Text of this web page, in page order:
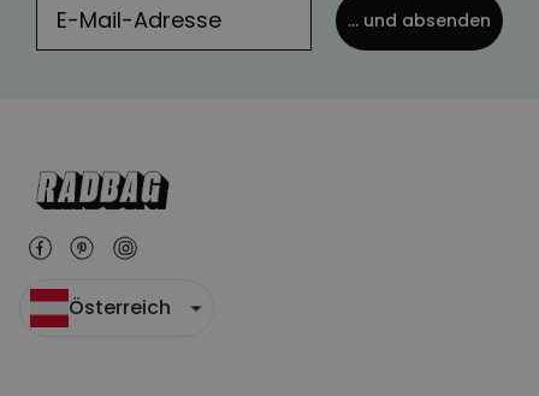
... und absenden
Österreich